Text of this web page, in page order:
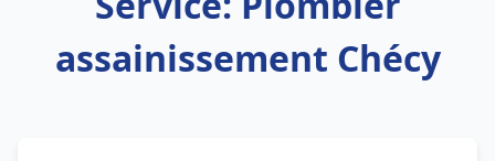
assainissement Chécy